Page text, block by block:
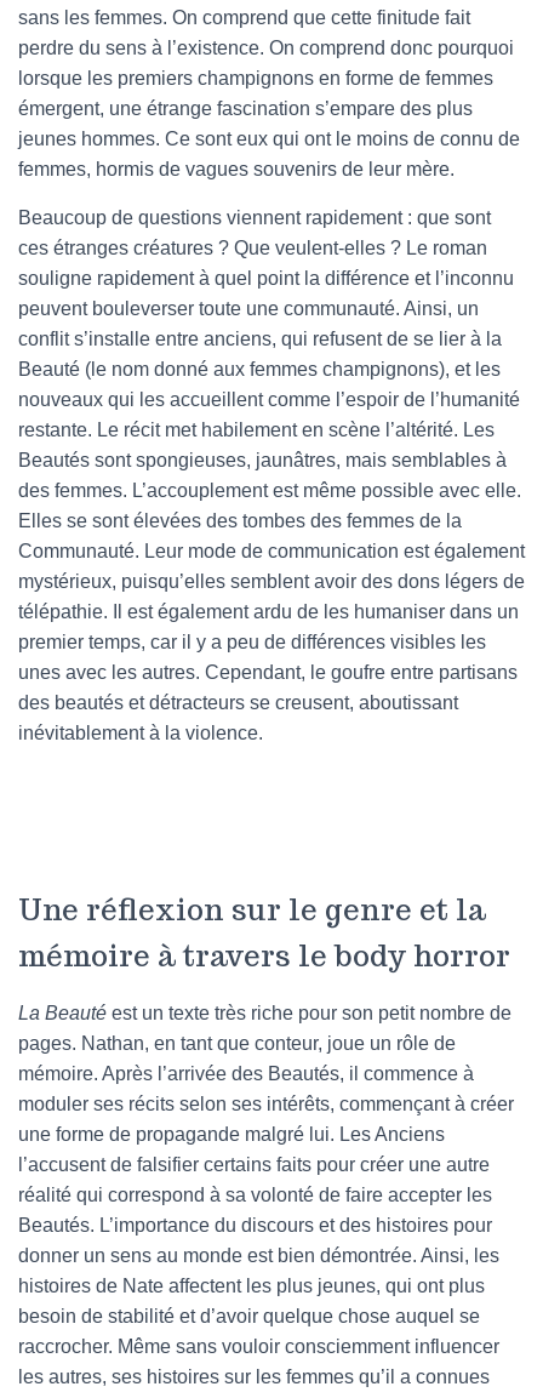
sans les femmes. On comprend que cette finitude fait
perdre du sens à l’existence. On comprend donc pourquoi
lorsque les premiers champignons en forme de femmes
émergent, une étrange fascination s’empare des plus
jeunes hommes. Ce sont eux qui ont le moins de connu de
femmes, hormis de vagues souvenirs de leur mère.
Beaucoup de questions viennent rapidement : que sont
ces étranges créatures ? Que veulent-elles ? Le roman
souligne rapidement à quel point la différence et l’inconnu
peuvent bouleverser toute une communauté. Ainsi, un
conflit s’installe entre anciens, qui refusent de se lier à la
Beauté (le nom donné aux femmes champignons), et les
nouveaux qui les accueillent comme l’espoir de l’humanité
restante. Le récit met habilement en scène l’altérité. Les
Beautés sont spongieuses, jaunâtres, mais semblables à
des femmes. L’accouplement est même possible avec elle.
Elles se sont élevées des tombes des femmes de la
Communauté. Leur mode de communication est également
mystérieux, puisqu’elles semblent avoir des dons légers de
télépathie. Il est également ardu de les humaniser dans un
premier temps, car il y a peu de différences visibles les
unes avec les autres. Cependant, le goufre entre partisans
des beautés et détracteurs se creusent, aboutissant
inévitablement à la violence.
Une réflexion sur le genre et la
mémoire à travers le body horror
La Beauté est un texte très riche pour son petit nombre de
pages. Nathan, en tant que conteur, joue un rôle de
mémoire. Après l’arrivée des Beautés, il commence à
moduler ses récits selon ses intérêts, commençant à créer
une forme de propagande malgré lui. Les Anciens
l’accusent de falsifier certains faits pour créer une autre
réalité qui correspond à sa volonté de faire accepter les
Beautés. L’importance du discours et des histoires pour
donner un sens au monde est bien démontrée. Ainsi, les
histoires de Nate affectent les plus jeunes, qui ont plus
besoin de stabilité et d’avoir quelque chose auquel se
raccrocher. Même sans vouloir consciemment influencer
les autres, ses histoires sur les femmes qu’il a connues